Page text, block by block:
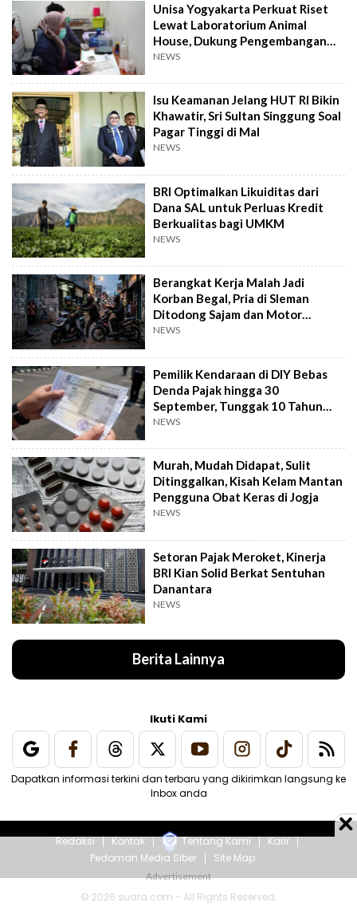
Unisa Yogyakarta Perkuat Riset
Lewat Laboratorium Animal
House, Dukung Pengembangan
Kandidat Obat
NEWS
Isu Keamanan Jelang HUT RI Bikin
Khawatir, Sri Sultan Singgung Soal
Pagar Tinggi di Mal
NEWS
BRI Optimalkan Likuiditas dari
Dana SAL untuk Perluas Kredit
Berkualitas bagi UMKM
NEWS
Berangkat Kerja Malah Jadi
Korban Begal, Pria di Sleman
Ditodong Sajam dan Motor
Digasak
NEWS
Pemilik Kendaraan di DIY Bebas
Denda Pajak hingga 30
September, Tunggak 10 Tahun
Cukup Bayar 5 Tahun
NEWS
Murah, Mudah Didapat, Sulit
Ditinggalkan, Kisah Kelam Mantan
Pengguna Obat Keras di Jogja
NEWS
Setoran Pajak Meroket, Kinerja
BRI Kian Solid Berkat Sentuhan
Danantara
NEWS
Berita Lainnya
Ikuti Kami
Dapatkan informasi terkini dan terbaru yang dikirimkan langsung ke
Inbox anda
Redaksi Kontak Tentang Kami
Karir
Pedoman Media Siber
Site Map
© 2026 suara.com - All Rights Reserved.